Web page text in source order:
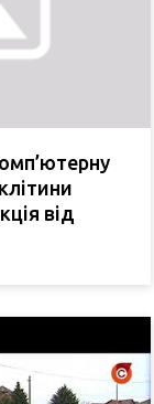
від